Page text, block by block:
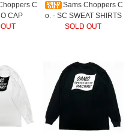
C
CAP
Sams Choppers C
o. - SC SWEAT SHIRTS
SOLD OUT